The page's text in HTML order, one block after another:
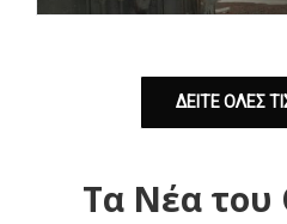
ΔΕΙΤΕ ΟΛΕΣ
Τα Νέα του